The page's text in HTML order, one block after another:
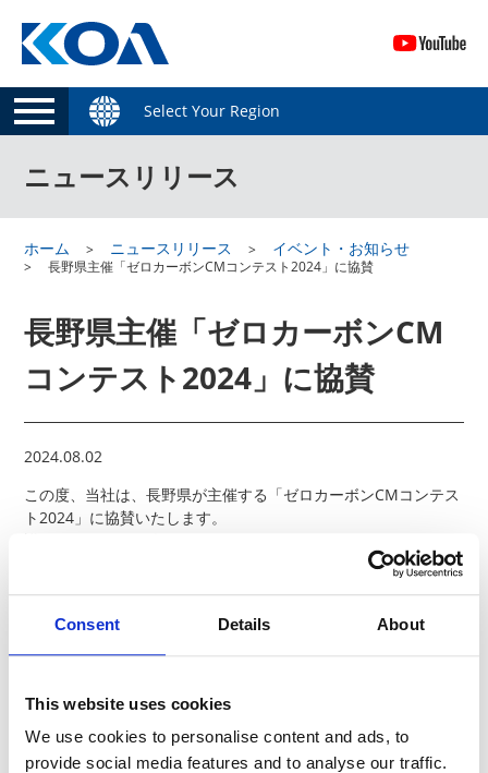
Consent Details About
This website uses cookies
We use cookies to personalise content and ads, to
provide social media features and to analyse our traffic.
Select Your Region
ニュースリリース
ホーム ニュースリリース イベント・お知らせ
長野県主催「ゼロカーボンCMコンテスト2024」に協賛
長野県主催「ゼロカーボンCM
コンテスト2024」に協賛
2024.08.02
この度、当社は、長野県が主催する「ゼロカーボンCMコンテス
ト2024」に協賛いたします。
みを支援するとともに、当社も持続可能な社会づくりに寄与し
てまいります。
News Release